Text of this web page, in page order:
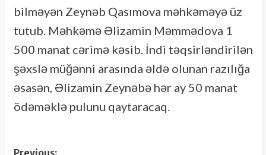
bilməyən Zeynəb Qasımova məhkəməyə üz
tutub. Məhkəmə Əlizamin Məmmədova 1
500 manat cərimə kəsib. İndi təqsirləndirilən
şəxslə müğənni arasında əldə olunan razılığa
əsasən, Əlizamin Zeynəbə hər ay 50 manat
ödəməklə pulunu qaytaracaq.
Previous: